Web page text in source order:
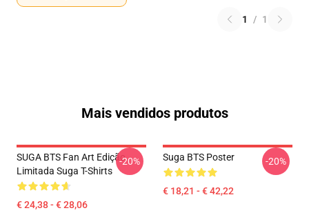
1 / 1
Mais vendidos produtos
SUGA BTS Fan Art Edição
Limitada Suga T-Shirts
€ 24,38 - € 28,06
-20% Suga BTS Poster
€ 18,21 - € 42,22
-20%